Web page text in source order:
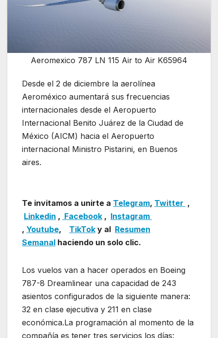
Aeromexico 787 LN 115 Air to Air K65964
Desde el 2 de diciembre la aerolínea
Aeroméxico aumentará sus frecuencias
internacionales desde el Aeropuerto
Internacional Benito Juárez de la Ciudad de
México (AICM) hacia el Aeropuerto
internacional Ministro Pistarini, en Buenos
aires.
Te invitamos a unirte a Telegram, Twitter ,
Linkedin , Facebook , Instagram
, Youtube, TikTok y al Resumen
Semanal haciendo un solo clic.
Los vuelos van a hacer operados en Boeing
787-8 Dreamlinear una capacidad de 243
asientos configurados de la siguiente manera:
32 en clase ejecutiva y 211 en clase
económica.La programación al momento de la
compañía es tener tres servicios los días: